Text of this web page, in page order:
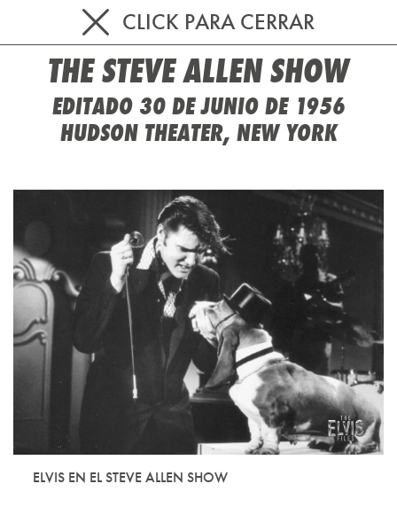
CLICK PARA CERRAR
THE STEVE ALLEN SHOW
EDITADO 30 DE JUNIO DE 1956
HUDSON THEATER, NEW YORK
ELVIS EN EL STEVE ALLEN SHOW